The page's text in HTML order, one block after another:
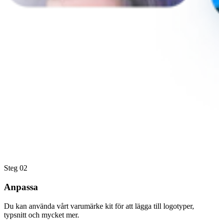
Steg 02
Anpassa
Du kan använda vårt varumärke kit för att lägga till logotyper,
typsnitt och mycket mer.